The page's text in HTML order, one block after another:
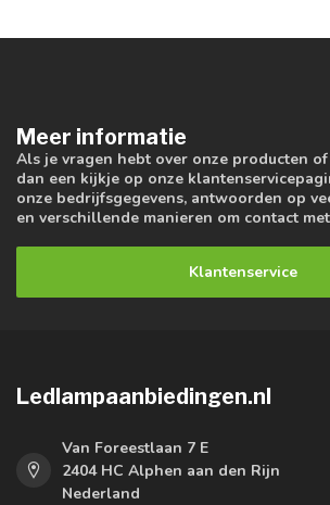
Meer informatie
Als je vragen hebt over onze producten
dan een kijkje op onze
onze bedrijfsgegevens, antwoorden op
en verschillende manieren om contact
Klantenservice
Ledlampaanbiedingen.nl
Van Foreestlaan 7 E
2404 HC Alphen aan den Rijn
Nederland